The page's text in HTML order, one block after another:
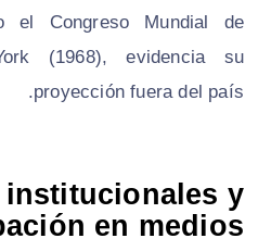
el Congreso Mundial de
(1968), evidencia su
proyección fuera del país.
y
en medios